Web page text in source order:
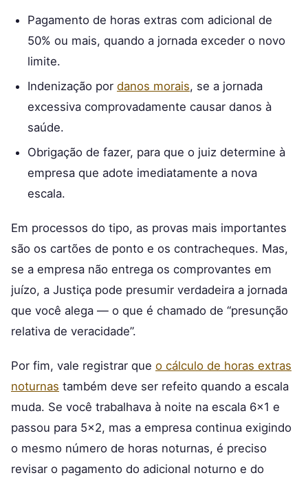
Pagamento de horas extras com adicional de
50% ou mais, quando a jornada exceder o novo
limite.
Indenização por danos morais, se a jornada
excessiva comprovadamente causar danos à
saúde.
Obrigação de fazer, para que o juiz determine à
empresa que adote imediatamente a nova
escala.
Em processos do tipo, as provas mais importantes
são os cartões de ponto e os contracheques. Mas,
se a empresa não entrega os comprovantes em
juízo, a Justiça pode presumir verdadeira a jornada
que você alega — o que é chamado de “presunção
relativa de veracidade”.
Por fim, vale registrar que o cálculo de horas extras
noturnas também deve ser refeito quando a escala
muda. Se você trabalhava à noite na escala 6×1 e
passou para 5×2, mas a empresa continua exigindo
o mesmo número de horas noturnas, é preciso
revisar o pagamento do adicional noturno e do